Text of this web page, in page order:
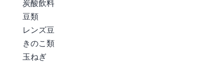
炭酸飲料
豆類
レンズ豆
きのこ類
玉ねぎ